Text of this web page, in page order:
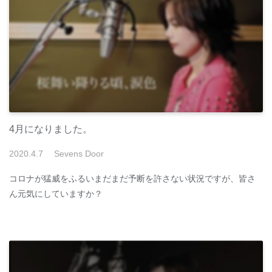
4月になりました。
2020.4.7 Sevens Door
コロナが猛威をふるいまだまだ予断を許さない状況ですが、皆さ
ん元気にしていますか？